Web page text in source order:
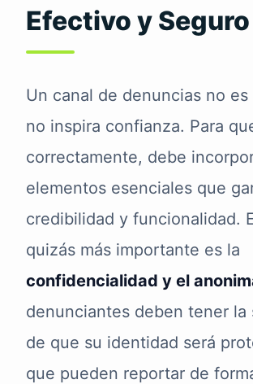
Efectivo y Seguro
Un canal de denuncias no
no inspira confianza. Para
correctamente, debe
elementos esenciales que
credibilidad y funcionalidad.
quizás más importante es la
confidencialidad y el
denunciantes deben tener la
de que su identidad será
que pueden reportar de